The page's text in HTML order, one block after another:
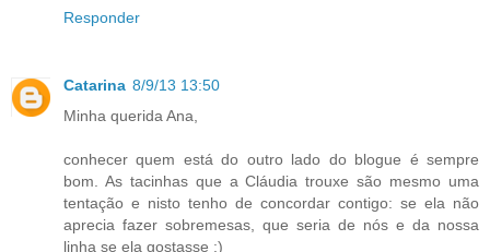
Responder
Catarina 8/9/13 13:50
Minha querida Ana,
conhecer quem está do outro lado do blogue é sempre
bom. As tacinhas que a Cláudia trouxe são mesmo uma
tentação e nisto tenho de concordar contigo: se ela não
aprecia fazer sobremesas, que seria de nós e da nossa
linha se ela gostasse :)